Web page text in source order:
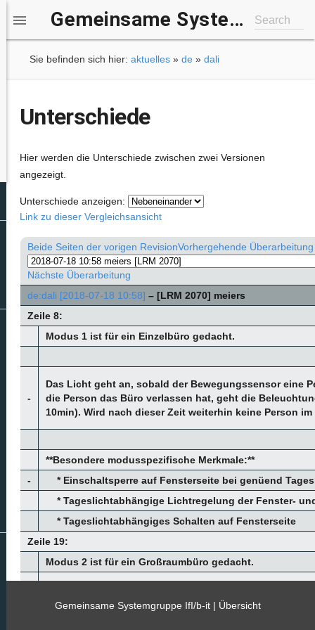
 Gemeinsame Systemgruppe IfI/b-it Search
Sie befinden sich hier: aktuelles » de » dali
Unterschiede
Hier werden die Unterschiede zwischen zwei Versionen
angezeigt.
Unterschiede anzeigen:
Link zu dieser Vergleichsansicht
Beide Seiten der vorigen RevisionVorhergehende Überarbeitung
Nächste Überarbeitung
de:dali [2018-07-18 10:58] – [LRM 2070] meiers
Zeile 8:
Modus 1 ist für ein Einzelbüro gedacht.
-
Das Licht geht an, sobald der Bewegungssensor eine
die Person das Büro verlassen hat, geht die
10min). Wird nach dieser Zeit weiterhin keine Person
**Besondere modusspezifische Merkmale:**
-
* Einschaltsperre auf Fensterseite bei genüend
* Tageslichtabhängige Lichtregelung der Fenster-
* Tageslichtabhängiges Schalten auf Fensterseite
Zeile 19:
Modus 2 ist für ein Großraumbüro gedacht.
Das Licht geht an, sobald der Bewegungssensor eine
Gemeinsame Systemgruppe IfI/b-it | Übersicht